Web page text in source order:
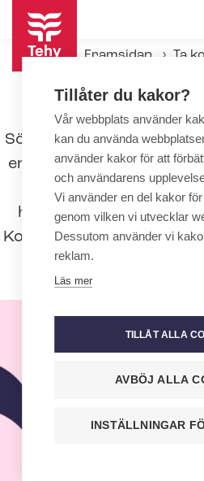
Hoppa
huvudinnehållFramsidan Ta
Till
Söker du någon att
en sakkunnig?
ma­tion om anställda
hälsovården och
Kontakta oss, vår
Tillåter du kakor?
Vår webbplats använder
kan du använda
använder kakor för att
och användarens
Vi använder en del kakor
genom vilken vi utvecklar
Dessutom använder vi
reklam.
Läs mer
TILLÅT ALLA
AVBÖJ ALLA
INSTÄLLNINGAR